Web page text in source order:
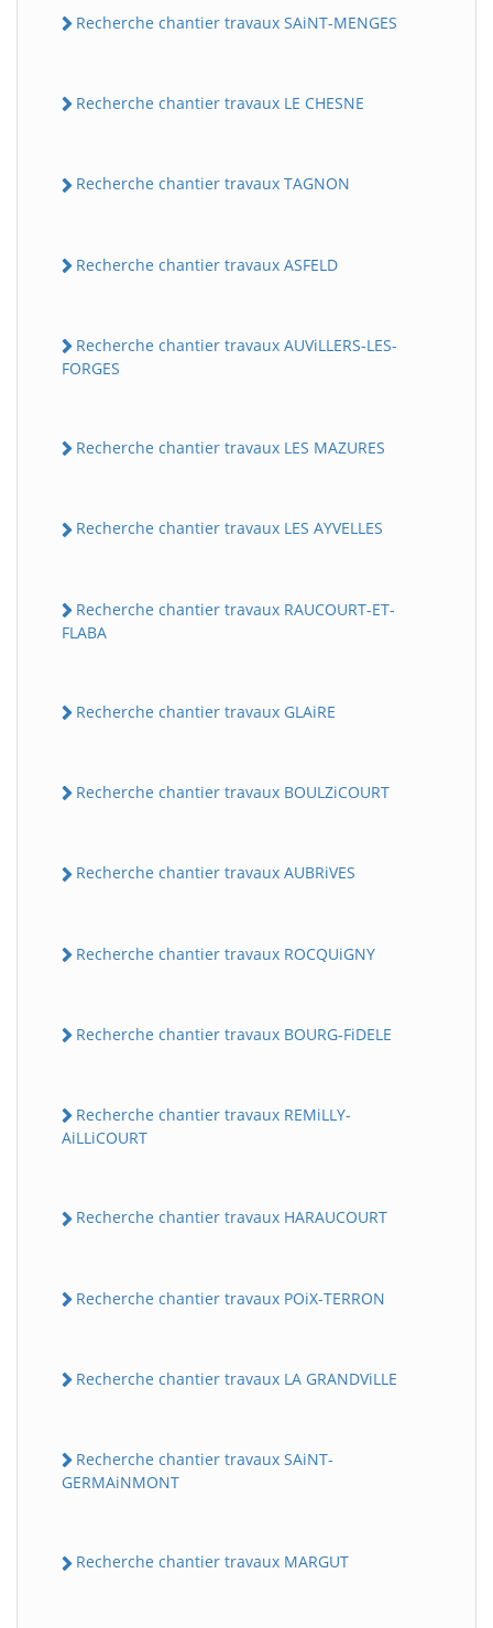
Recherche chantier travaux SAiNT-MENGES
Recherche chantier travaux LE CHESNE
Recherche chantier travaux TAGNON
Recherche chantier travaux ASFELD
Recherche chantier travaux AUViLLERS-LES-
FORGES
Recherche chantier travaux LES MAZURES
Recherche chantier travaux LES AYVELLES
Recherche chantier travaux RAUCOURT-ET-
FLABA
Recherche chantier travaux GLAiRE
Recherche chantier travaux BOULZiCOURT
Recherche chantier travaux AUBRiVES
Recherche chantier travaux ROCQUiGNY
Recherche chantier travaux BOURG-FiDELE
Recherche chantier travaux REMiLLY-
AiLLiCOURT
Recherche chantier travaux HARAUCOURT
Recherche chantier travaux POiX-TERRON
Recherche chantier travaux LA GRANDViLLE
Recherche chantier travaux SAiNT-
GERMAiNMONT
Recherche chantier travaux MARGUT